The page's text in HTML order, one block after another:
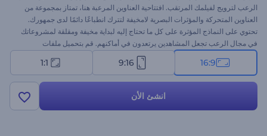
الرعب لترويج لفيلمك المرتقب. افتتاحية العناوين المرعبة هنا، تمتاز بمجموعة من
العناوين المتحركة والمؤثرات البصرية لامخيفة لتترك انطباعًا دائمًا لدى جمهورك.
تحتوي على النماذج المؤثرة على كل ما تحتاج إليه لبداية مخيفة ومقلقة لمشروعاتك
في مجال الرعب تجعل المشاهدين يرتعدون في أماكنهم. قم بتحميل ملفات
الوسائط، واكتب المحتوى النصي، وأضف مقطع موسيقي مؤثر في الخلفية للحصول
على افتتاحية. مثالية لللترويج لأفلام الرعب والدراما والجريمة والمشروعات
16:9
9:16
1:1
انشئ الأن